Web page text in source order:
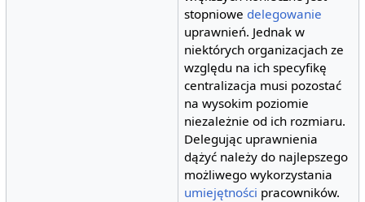
stopniowe delegowanie
uprawnień. Jednak w
niektórych organizacjach ze
względu na ich specyfikę
centralizacja musi pozostać
na wysokim poziomie
niezależnie od ich rozmiaru.
Delegując uprawnienia
dążyć należy do najlepszego
możliwego wykorzystania
umiejętności pracowników.